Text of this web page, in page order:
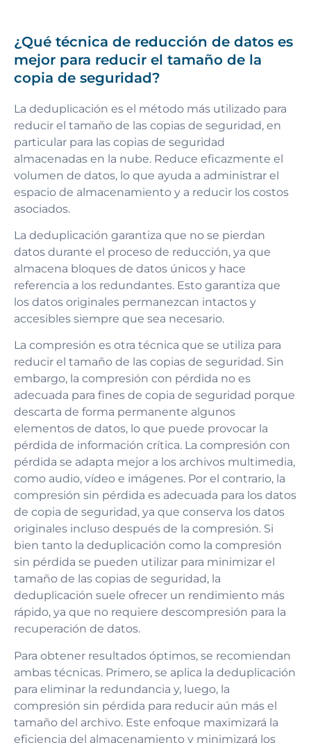
¿Qué técnica de reducción de datos es
mejor para reducir el tamaño de la
copia de seguridad?
La deduplicación es el método más utilizado para
reducir el tamaño de las copias de seguridad, en
particular para las copias de seguridad
almacenadas en la nube. Reduce eficazmente el
volumen de datos, lo que ayuda a administrar el
espacio de almacenamiento y a reducir los costos
asociados.
La deduplicación garantiza que no se pierdan
datos durante el proceso de reducción, ya que
almacena bloques de datos únicos y hace
referencia a los redundantes. Esto garantiza que
los datos originales permanezcan intactos y
accesibles siempre que sea necesario.
La compresión es otra técnica que se utiliza para
reducir el tamaño de las copias de seguridad. Sin
embargo, la compresión con pérdida no es
adecuada para fines de copia de seguridad porque
descarta de forma permanente algunos
elementos de datos, lo que puede provocar la
pérdida de información crítica. La compresión con
pérdida se adapta mejor a los archivos multimedia,
como audio, vídeo e imágenes. Por el contrario, la
compresión sin pérdida es adecuada para los datos
de copia de seguridad, ya que conserva los datos
originales incluso después de la compresión. Si
bien tanto la deduplicación como la compresión
sin pérdida se pueden utilizar para minimizar el
tamaño de las copias de seguridad, la
deduplicación suele ofrecer un rendimiento más
rápido, ya que no requiere descompresión para la
recuperación de datos.
Para obtener resultados óptimos, se recomiendan
ambas técnicas. Primero, se aplica la deduplicación
para eliminar la redundancia y, luego, la
compresión sin pérdida para reducir aún más el
tamaño del archivo. Este enfoque maximizará la
eficiencia del almacenamiento y minimizará los